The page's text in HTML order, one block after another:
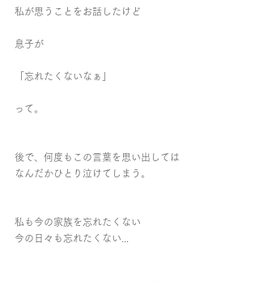
私が思うことをお話したけど
息子が
「忘れたくないなぁ」
って。
後で、何度もこの言葉を思い出しては
なんだかひとり泣けてしまう。
私も今の家族を忘れたくない
今の日々も忘れたくない...